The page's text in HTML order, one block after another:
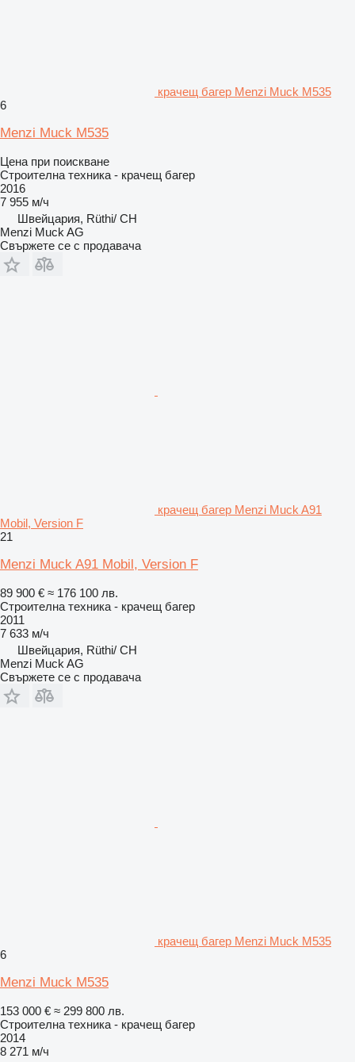
крачещ багер Menzi Muck M535
6
Menzi Muck M535
Цена при поискване
Строителна техника - крачещ багер
2016
7 955 м/ч
Швейцария, Rüthi/ CH
Menzi Muck AG
Свържете се с продавача
крачещ багер Menzi Muck A91
Mobil, Version F
21
Menzi Muck A91 Mobil, Version F
89 900 € ≈ 176 100 лв.
Строителна техника - крачещ багер
2011
7 633 м/ч
Швейцария, Rüthi/ CH
Menzi Muck AG
Свържете се с продавача
крачещ багер Menzi Muck M535
6
Menzi Muck M535
153 000 € ≈ 299 800 лв.
Строителна техника - крачещ багер
2014
8 271 м/ч